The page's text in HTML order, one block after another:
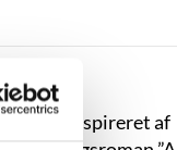
inspireret af